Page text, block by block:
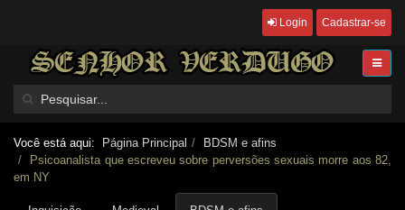
Login Cadastrar-se
Você está aqui: Página Principal
BDSM e afins
Psicoanalista que escreveu sobre perversões sexuais morre aos 82,
em NY